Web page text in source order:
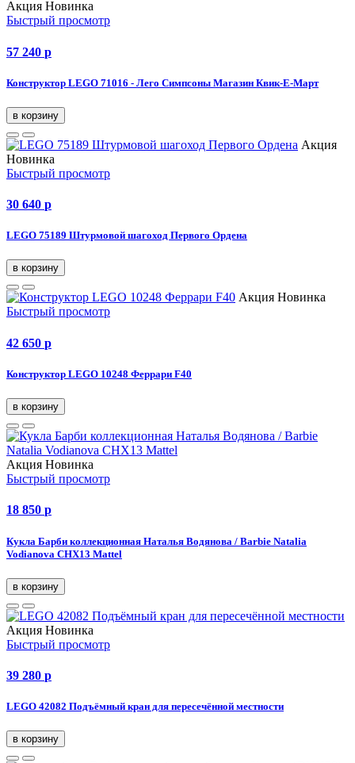
Акция Новинка
Быстрый просмотр
57 240 p
Конструктор LEGO 71016 - Лего Симпсоны Магазин Квик-Е-Март
в корзину
Акция
Новинка
Быстрый просмотр
30 640 p
LEGO 75189 Штурмовой шагоход Первого Ордена
в корзину
Акция Новинка
Быстрый просмотр
42 650 p
Конструктор LEGO 10248 Феррари F40
в корзину
Акция Новинка
Быстрый просмотр
18 850 p
Кукла Барби коллекционная Наталья Водянова / Barbie Natalia
Vodianova CHX13 Mattel
в корзину
Акция Новинка
Быстрый просмотр
39 280 p
LEGO 42082 Подъёмный кран для пересечённой местности
в корзину